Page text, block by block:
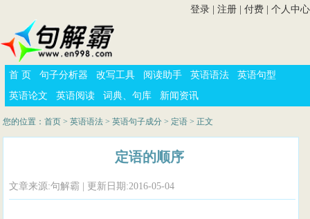
登录 注册 付费 个人中心
首 页 句子分析器 改写工具 阅读助手 英语语法
英语句型
英语论文
英语阅读 词典、句库 新闻资讯
您的位置：首页 >英语语法 >英语句子成分 > 定语 > 正文
定语的顺序
文章来源:句解霸 | 更新日期:2016-05-04